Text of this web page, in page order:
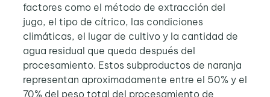
factores como el método de extracción del
jugo, el tipo de cítrico, las condiciones
climáticas, el lugar de cultivo y la cantidad de
agua residual que queda después del
procesamiento. Estos subproductos de naranja
representan aproximadamente entre el 50% y el
70% del peso total del procesamiento de